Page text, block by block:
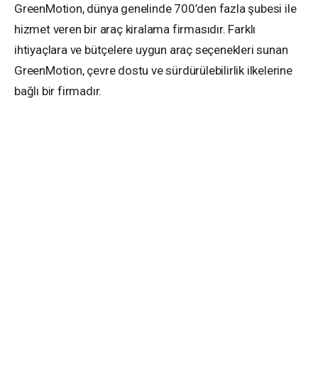
GreenMotion, dünya genelinde 700’den fazla şubesi ile
hizmet veren bir araç kiralama firmasıdır. Farklı
ihtiyaçlara ve bütçelere uygun araç seçenekleri sunan
GreenMotion, çevre dostu ve sürdürülebilirlik ilkelerine
bağlı bir firmadır.